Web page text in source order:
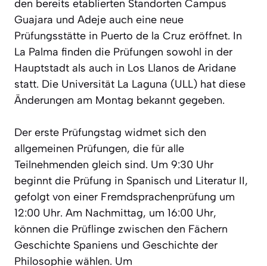
den bereits etablierten Standorten Campus
Guajara und Adeje auch eine neue
Prüfungsstätte in Puerto de la Cruz eröffnet. In
La Palma finden die Prüfungen sowohl in der
Hauptstadt als auch in Los Llanos de Aridane
statt. Die Universität La Laguna (ULL) hat diese
Änderungen am Montag bekannt gegeben.
Der erste Prüfungstag widmet sich den
allgemeinen Prüfungen, die für alle
Teilnehmenden gleich sind. Um 9:30 Uhr
beginnt die Prüfung in Spanisch und Literatur II,
gefolgt von einer Fremdsprachenprüfung um
12:00 Uhr. Am Nachmittag, um 16:00 Uhr,
können die Prüflinge zwischen den Fächern
Geschichte Spaniens und Geschichte der
Philosophie wählen. Um